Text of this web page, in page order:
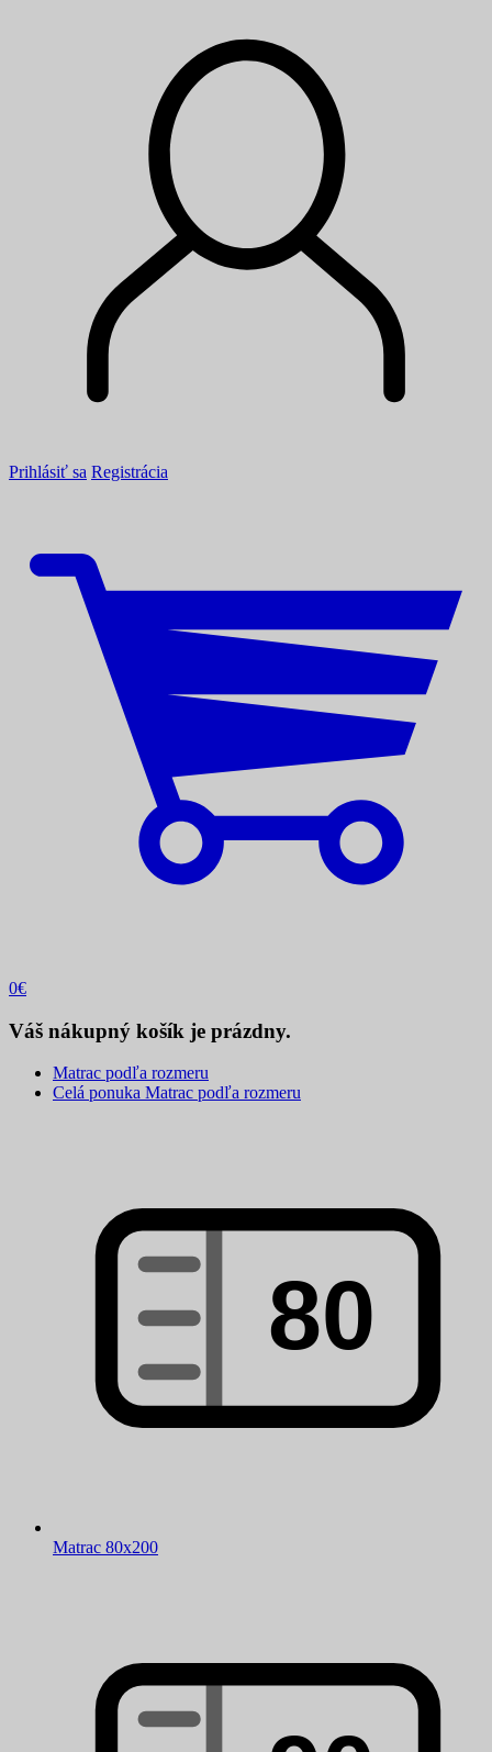
Prihlásiť sa Registrácia
0€
Váš nákupný košík je prázdny.
Matrac podľa rozmeru
Celá ponuka Matrac podľa rozmeru
Matrac 80x200